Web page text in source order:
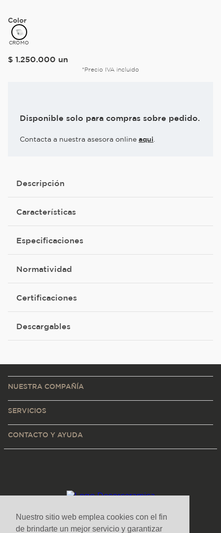
Nuestro sitio web emplea cookies con el fin
de brindarte un mejor servicio y garantizar
Color
CROMO
$ 1.250.000 un
*Precio IVA incluido
Disponible solo para compras sobre pedido.
Contacta a nuestra asesora online aqui
Descripción
Características
Especificaciones
Normatividad
Certificaciones
Descargables
NUESTRA COMPAÑÍA
SERVICIOS
CONTACTO Y AYUDA